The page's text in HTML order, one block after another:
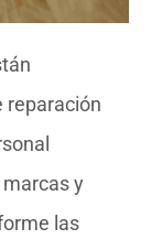
reparación
y
las